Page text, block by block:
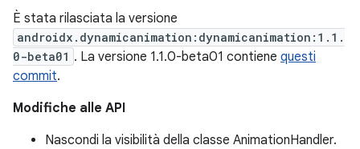
È stata rilasciata la versione
androidx.dynamicanimation:dynamicanimation:1.1.
0-beta01 . La versione 1.1.0-beta01 contiene questi
commit.
Modifiche alle API
Nascondi la visibilità della classe AnimationHandler.